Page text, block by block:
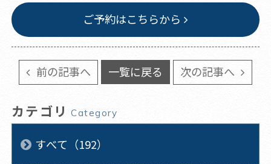
ご予約はこちらから
前の記事へ 一覧に戻る 次の記事へ
カテゴリ Category
すべて（192）